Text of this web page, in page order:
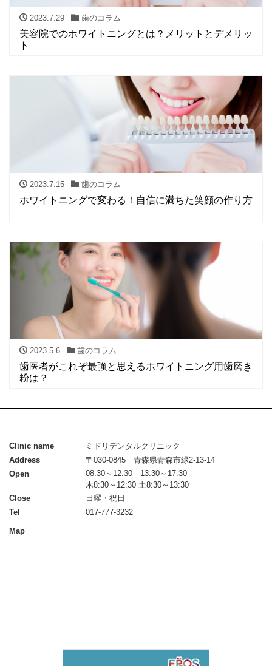
2023.7.29 歯のコラム
美容院でのホワイトニングとは？メリットとデメリッ
ト
2023.7.15 歯のコラム
ホワイトニングで変わる！自信に満ちた笑顔の作り方
2023.5.6 歯のコラム
歯医者がこれぞ最強と思えるホワイトニング用歯磨き
粉は？
Clinic name
ミドリデンタルクリニック
Address
〒030-0845 青森県青森市緑2-13-14
Open
08:30～12:30 13:30～17:30
木8:30～12:30 土8:30～13:30
Close
日曜・祝日
Tel
017-777-3232
Map